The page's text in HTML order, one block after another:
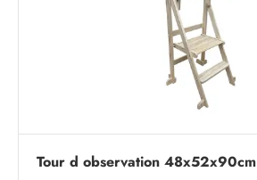
Tour d observation 48x52x90cm